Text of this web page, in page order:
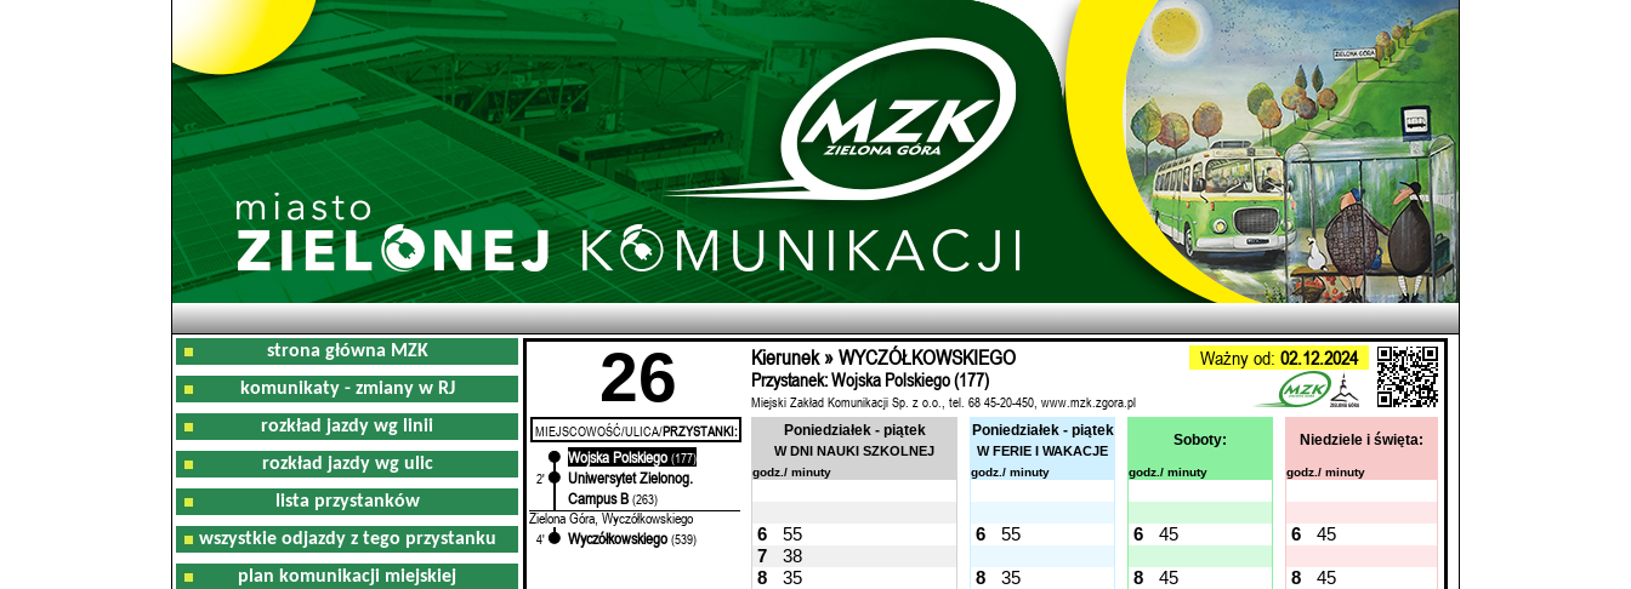
strona główna MZK
komunikaty - zmiany w RJ
rozkład jazdy wg linii
rozkład jazdy wg ulic
lista przystanków
wszystkie odjazdy z tego przystanku
plan komunikacji miejskiej
26 Kierunek » WYCZÓŁKOWSKIEGO Ważny od: 02.12.2024
Przystanek: Wojska Polskiego (177)
Miejski Zakład Komunikacji Sp. z o.o., tel. 68 45-20-450, www.mzk.zgora.pl
MIEJSCOWOŚĆ/ULICA/PRZYSTANKI:
Wojska Polskiego (177)
2'
Uniwersytet Zielonog.
Campus B (263)
Zielona Góra, Wyczółkowskiego
4' Wyczółkowskiego (539)
Poniedziałek - piątek
W DNI NAUKI SZKOLNEJ
Poniedziałek - piątek
W FERIE I WAKACJE
Soboty: Niedziele i święta:
godz./ minuty godz./ minuty godz./ minuty godz./ minuty
6 55 6 55 6 45 6
45
7
38
8
35 8 35 8 45 8 45